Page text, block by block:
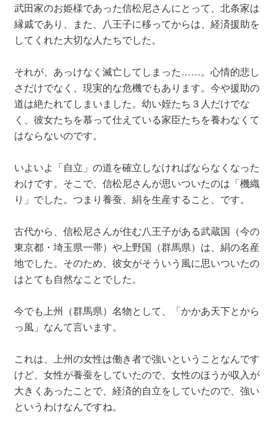
武田家のお姫様であった信松尼さんにとって、北条家は
縁戚であり、また、八王子に移ってからは、経済援助を
してくれた大切な人たちでした。
それが、あっけなく滅亡してしまった……。心情的悲し
さだけでなく、現実的な危機でもあります。今や援助の
道は絶たれてしまいました。幼い姪たち３人だけでな
く、彼女たちを慕って仕えている家臣たちを養わなくて
はならないのです。
いよいよ「自立」の道を確立しなければならなくなった
わけです。そこで、信松尼さんが思いついたのは「機織
り」でした。つまり養蚕、絹を生産すること、です。
古代から、信松尼さんが住む八王子がある武蔵国（今の
東京都・埼玉県一帯）や上野国（群馬県）は、絹の名産
地でした。そのため、彼女がそういう風に思いついたの
はとても自然なことでした。
今でも上州（群馬県）名物として、「かかあ天下とから
っ風」なんて言います。
これは、上州の女性は働き者で強いということなんです
けど、女性が養蚕をしていたので、女性のほうが収入が
大きくあったことで、経済的自立をしていたので、強い
というわけなんですね。